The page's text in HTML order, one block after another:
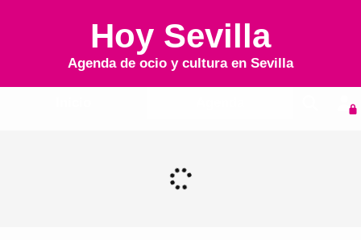
Hoy Sevilla
Agenda de ocio y cultura en Sevilla